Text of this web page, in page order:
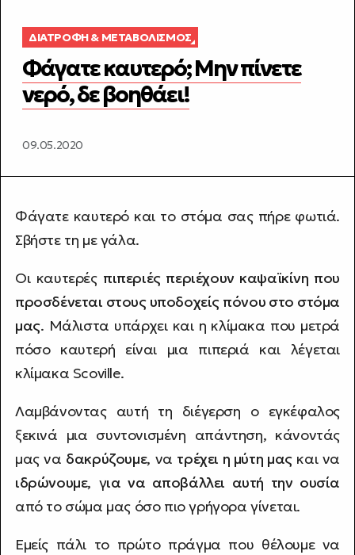
ΔΙΑΤΡΟΦΉ & ΜΕΤΑΒΟΛΙΣΜΌΣ
Φάγατε καυτερό; Μην πίνετε
νερό, δε βοηθάει!
09.05.2020
Φάγατε καυτερό και το στόμα σας πήρε φωτιά.
Σβήστε τη με γάλα.
Οι καυτερές πιπεριές περιέχουν καψαϊκίνη που
προσδένεται στους υποδοχείς πόνου στο στόμα
μας. Μάλιστα υπάρχει και η κλίμακα που μετρά
πόσο καυτερή είναι μια πιπεριά και λέγεται
κλίμακα Scoville.
Λαμβάνοντας αυτή τη διέγερση ο εγκέφαλος
ξεκινά μια συντονισμένη απάντηση, κάνοντάς
μας να δακρύζουμε, να τρέχει η μύτη μαςκαι να
ιδρώνουμε, για να αποβάλλει αυτή την ουσία
από το σώμα μας όσο πιο γρήγορα γίνεται.
Εμείς πάλι το πρώτο πράγμα που θέλουμε να